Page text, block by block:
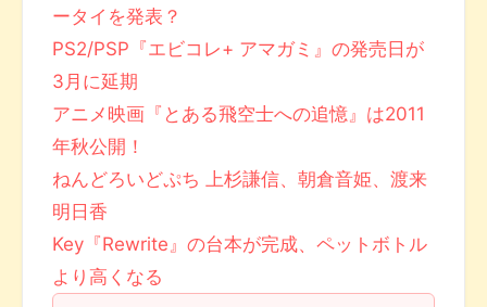
ータイを発表？
PS2/PSP『エビコレ+ アマガミ』の発売日が
3月に延期
アニメ映画『とある飛空士への追憶』は2011
年秋公開！
ねんどろいどぷち 上杉謙信、朝倉音姫、渡来
明日香
Key『Rewrite』の台本が完成、ペットボトル
より高くなる